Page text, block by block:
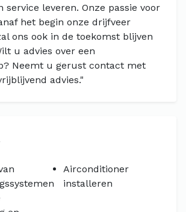
service leveren. Onze passie voor
het begin onze drijfveer
ons ook in de toekomst blijven
u advies over een
Neemt u gerust contact met
advies."
Airconditioner
installeren